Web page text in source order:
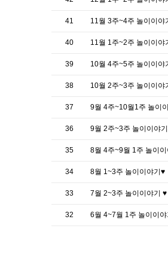
41 11월 3주~4주 놀이이야
40 11월 1주~2주 놀이이야
39 10월 4주~5주 놀이이야
38 10월 2주~3주 놀이이야
37 9월 4주~10월1주 놀이
36 9월 2주~3주 놀이이야
35 8월 4주~9월 1주 놀이
34 8월 1~3주 놀이이야기♥
33 7월 2~3주 놀이이야기 ♥
32 6월 4~7월 1주 놀이이